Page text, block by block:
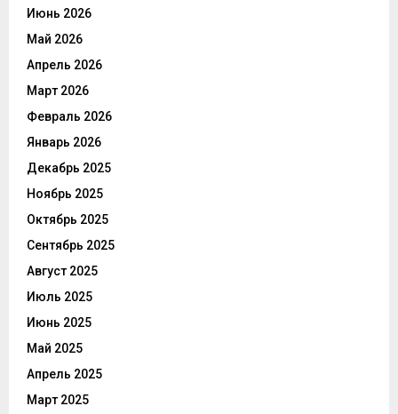
Июнь 2026
Май 2026
Апрель 2026
Март 2026
Февраль 2026
Январь 2026
Декабрь 2025
Ноябрь 2025
Октябрь 2025
Сентябрь 2025
Август 2025
Июль 2025
Июнь 2025
Май 2025
Апрель 2025
Март 2025